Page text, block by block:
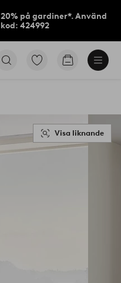
20% på gardiner*. Använd
kod: 424992
Gå
Gå
Visa liknande